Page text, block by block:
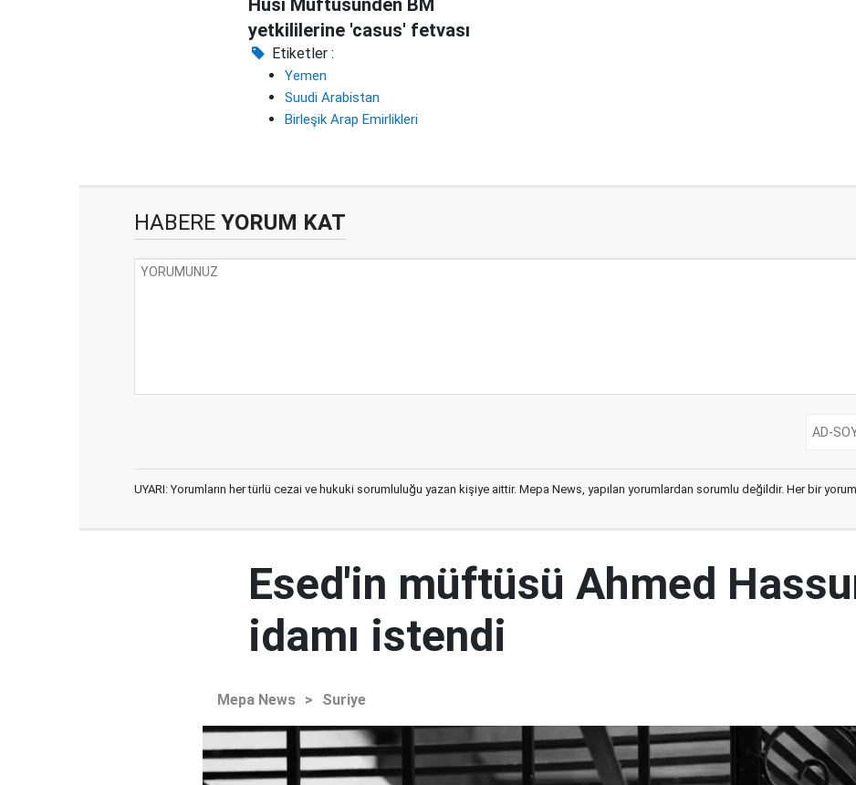
yetkililerine 'casus' fetvası
Etiketler :
Yemen
Suudi Arabistan
Birleşik Arap Emirlikleri
HABERE YORUM KAT
UYARI: Yorumların her türlü cezai ve hukuki sorumluluğu yazan kişiye aittir. Mepa News, yapılan yorumlardan sorumlu değildir. Her bir yorum
Esed'in müftüsü Ahmed
idamı istendi
Mepa News > Suriye